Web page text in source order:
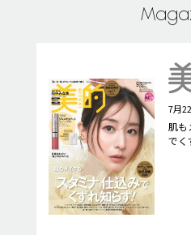
7月
肌も
でく